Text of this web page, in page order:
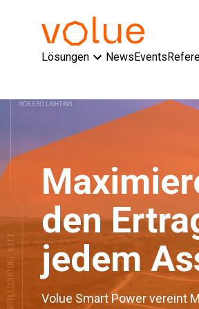
Lösungen NewsEvents
den
jedem
Volue Smart Power vereint